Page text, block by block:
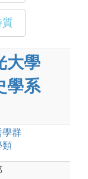
質
大學
學系
學群
類